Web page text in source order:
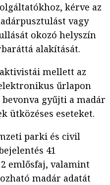
kérve az
vagy
okozó helyszín
alakítását.
mellett az
űrlapon
gyűjti a madár
ütközéses eseteket.
parki és civil
41
emlősfaj, valamint
madár adatát